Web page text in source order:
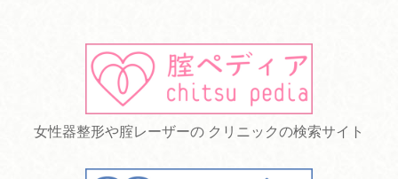
女性器整形や腟レーザーの クリニックの検索サイト